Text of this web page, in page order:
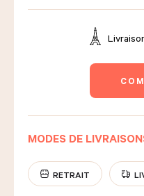
MODES DE
RETRAIT